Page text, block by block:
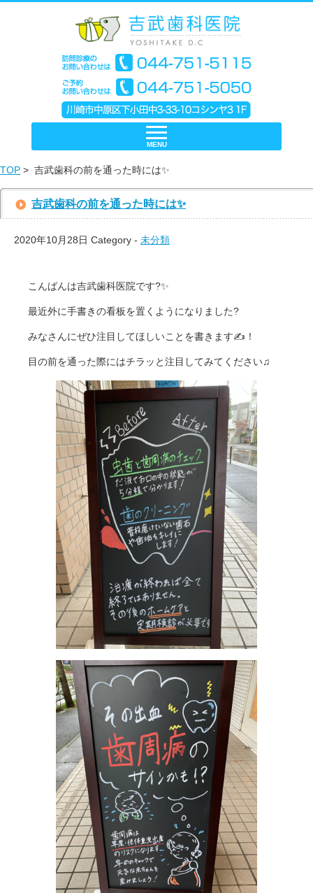
MENU
TOP > 吉武歯科の前を通った時には✨
吉武歯科の前を通った時には✨
2020年10月28日 Category - 未分類
こんばんは吉武歯科医院です?✨
最近外に手書きの看板を置くようになりました?
みなさんにぜひ注目してほしいことを書きます✍️！
目の前を通った際にはチラッと注目してみてください♫